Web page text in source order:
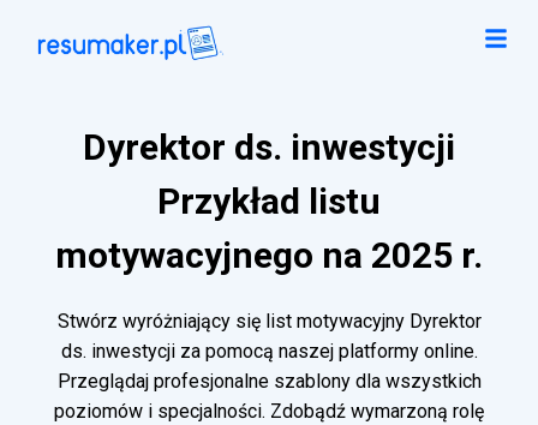
Dyrektor ds. inwestycji
Przykład listu
motywacyjnego na 2025 r.
Stwórz wyróżniający się list motywacyjny Dyrektor
ds. inwestycji za pomocą naszej platformy online.
Przeglądaj profesjonalne szablony dla wszystkich
poziomów i specjalności. Zdobądź wymarzoną rolę